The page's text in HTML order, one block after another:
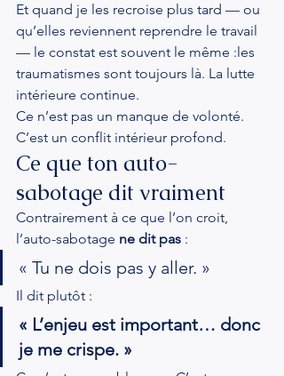
Et quand je les recroise plus tard — ou
qu’elles reviennent reprendre le travail
— le constat est souvent le même :les
traumatismes sont toujours là. La lutte
intérieure continue.
Ce n’est pas un manque de volonté.
C’est un conflit intérieur profond.
Ce que ton auto-
sabotage dit vraiment
Contrairement à ce que l’on croit,
l’auto-sabotage ne dit pas :
« Tu ne dois pas y aller. »
Il dit plutôt :
« L’enjeu est important… donc
je me crispe. »